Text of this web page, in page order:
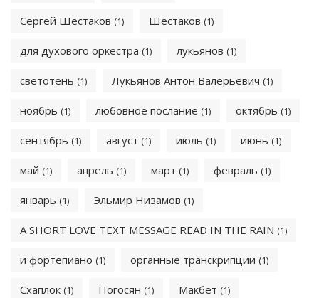
Сергей Шестаков (1) Шестаков (1)
для духового оркестра (1) лукьянов (1)
светотень (1) Лукьянов Антон Валерьевич (1)
ноябрь (1) любовное послание (1) октябрь (1)
сентябрь (1) август (1) июль (1) июнь (1)
май (1) апрель (1) март (1) февраль (1)
январь (1) Эльмир Низамов (1)
A SHORT LOVE TEXT MESSAGE READ IN THE RAIN (1)
и фортепиано (1) органные транскрипции (1)
Схаплок (1) Погосян (1) Макбет (1)